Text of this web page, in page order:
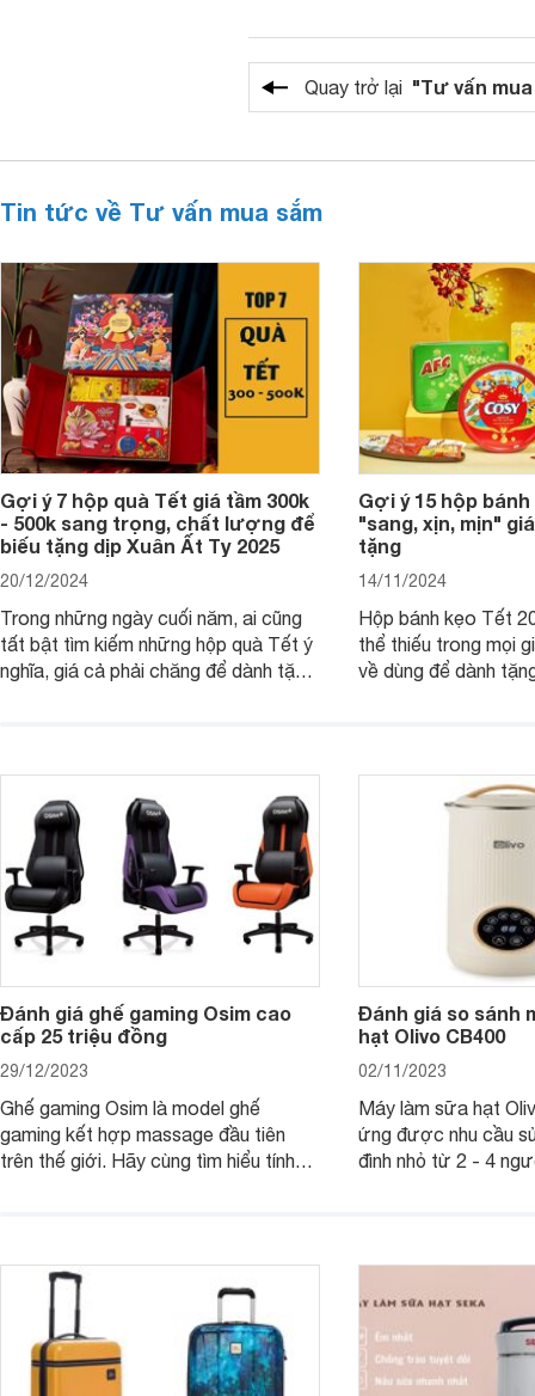
Quay trở lại "Tư vấn
Tin tức về Tư vấn mua sắm
Gợi ý 7 hộp quà Tết giá tầm 300k
- 500k sang trọng, chất lượng để
biếu tặng dịp Xuân Ất Tỵ 2025
20/12/2024
Trong những ngày cuối năm, ai cũng
tất bật tìm kiếm những hộp quà Tết ý
nghĩa, giá cả phải chăng để dành tặng
- 500k đẹp mắt nhé.
Gợi ý 15 hộp
"sang, xịn, mịn"
tặng
14/11/2024
Hộp bánh kẹo Tết
thể thiếu trong mọi
về dùng để dành
2025 mới vừa sang,
mua sắm cuối năm.
Đánh giá ghế gaming Osim cao
cấp 25 triệu đồng
29/12/2023
Ghế gaming Osim là model ghế
gaming kết hợp massage đầu tiên
trên thế giới. Hãy cùng tìm hiểu tính
Đánh giá so sánh
hạt Olivo CB400
02/11/2023
Máy làm sữa hạt
ứng được nhu cầu
đình nhỏ từ 2 - 4